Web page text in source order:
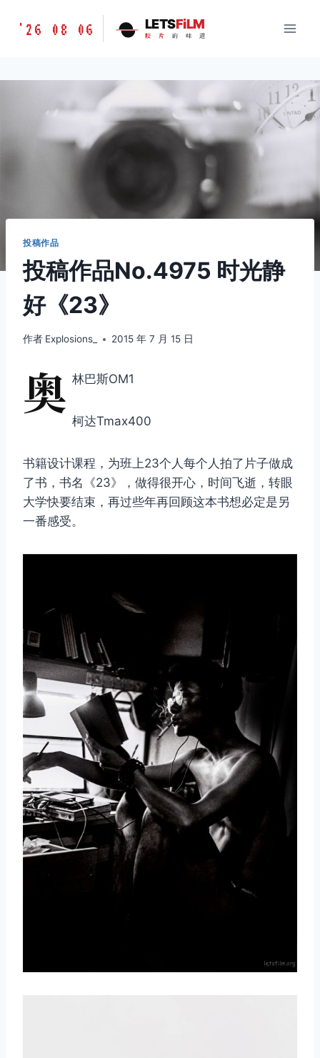
胶
味
'26 08 06 LETSFiLM
胶 片 的 味 道
投稿作品
投稿作品No.4975 时光静
好《23》
作者 Explosions_ 2015 年 7 月 15 日
奥 林巴斯OM1
柯达Tmax400
书籍设计课程，为班上23个人每个人拍了片子做成
了书，书名《23》，做得很开心，时间飞逝，转眼
大学快要结束，再过些年再回顾这本书想必定是另
一番感受。